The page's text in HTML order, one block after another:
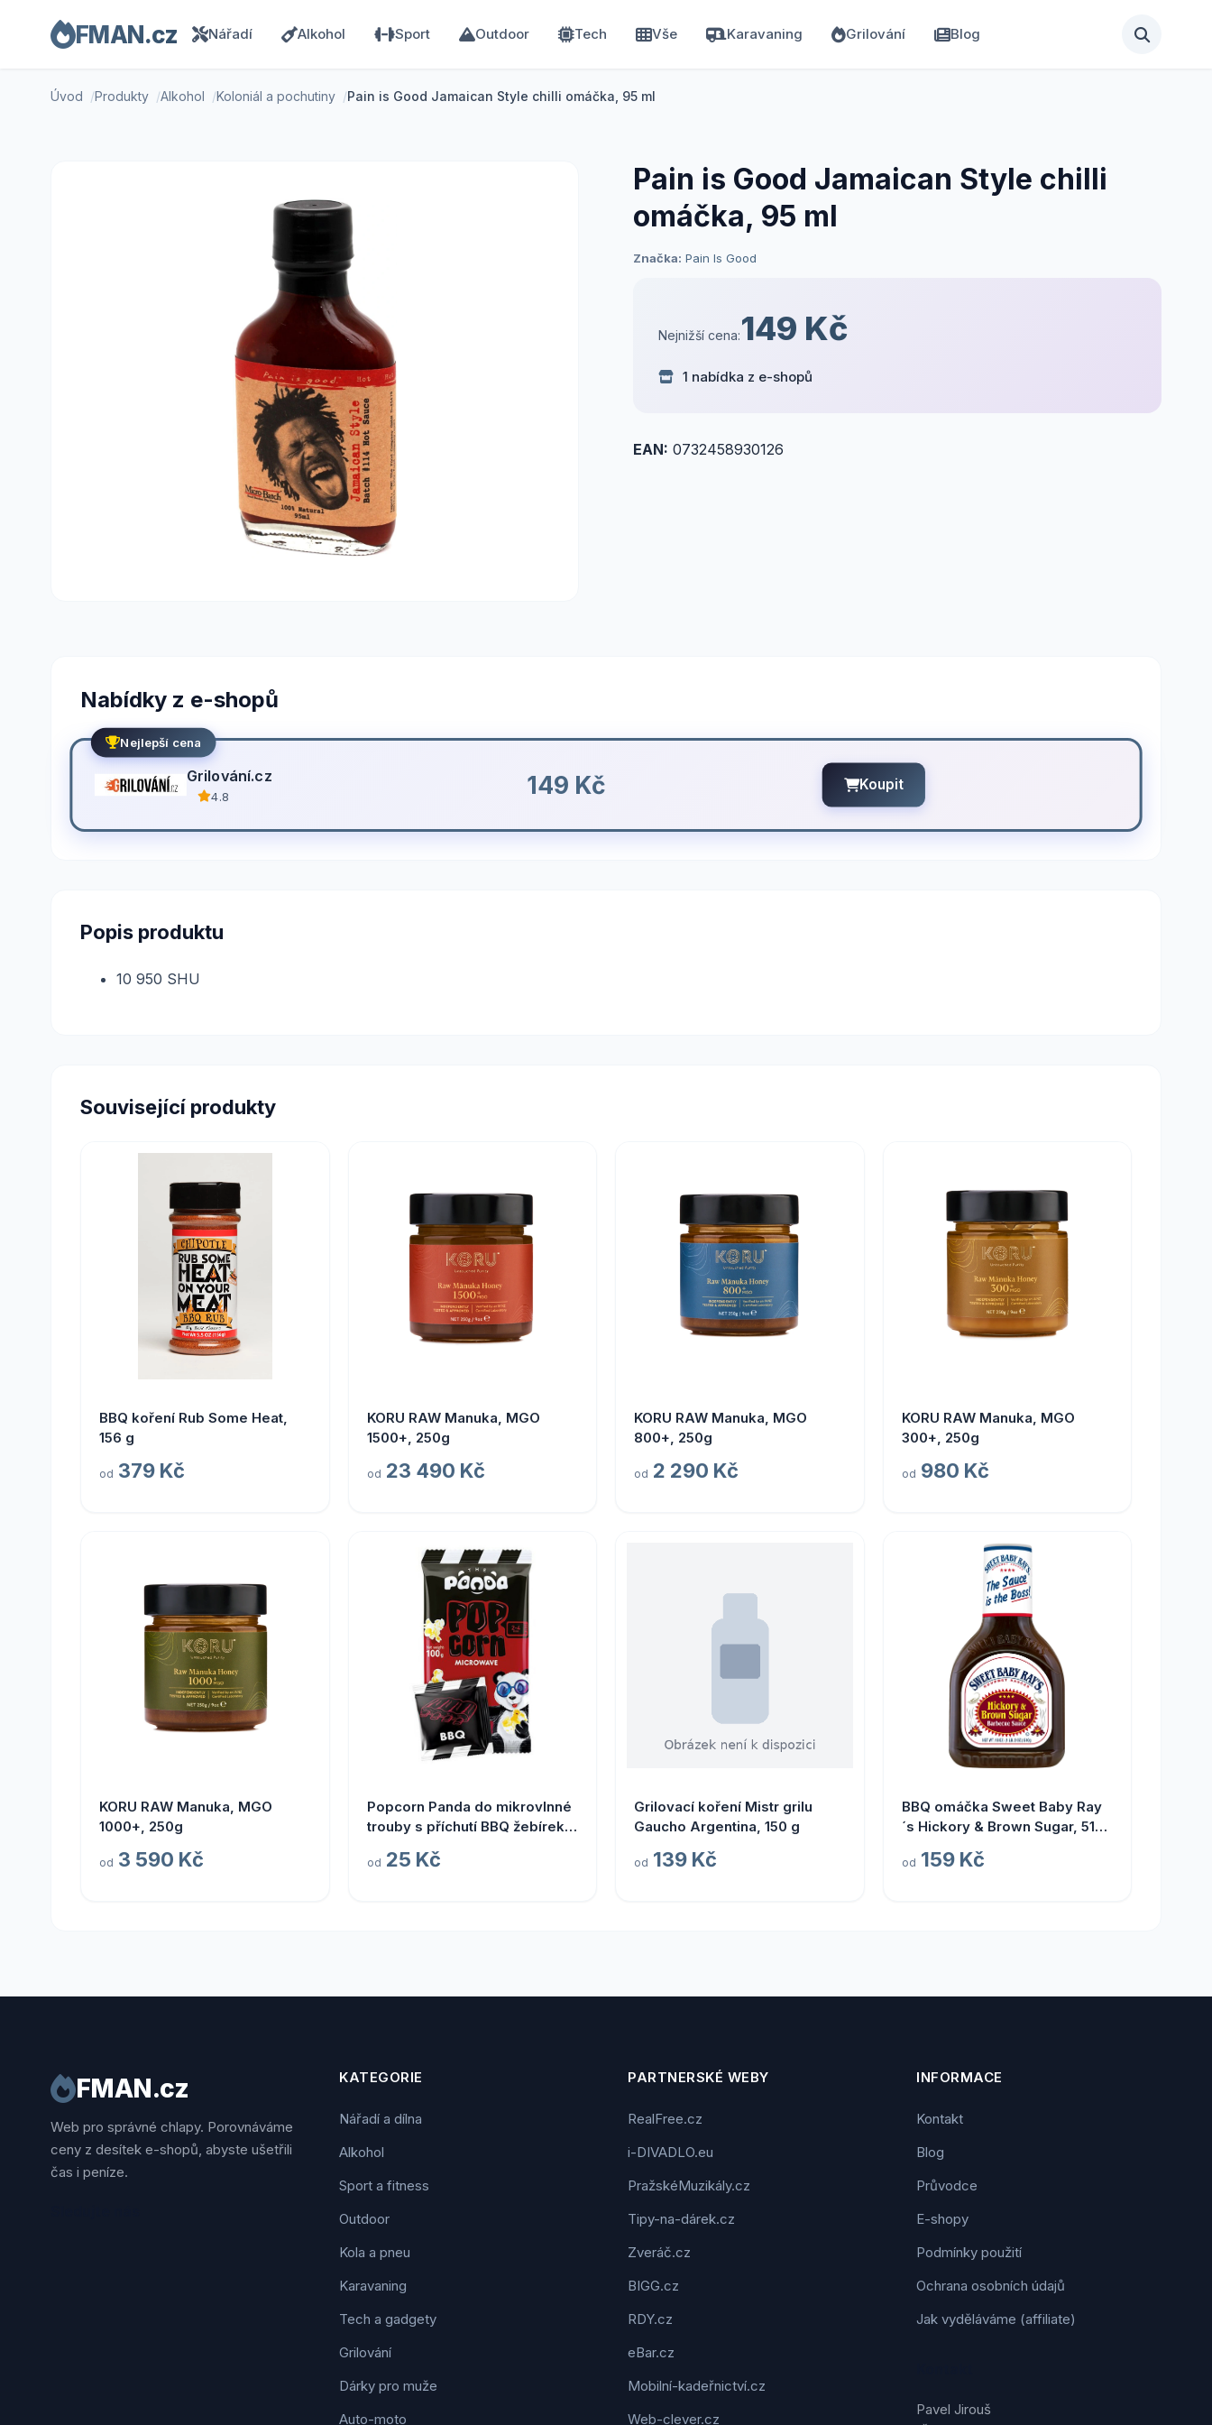
FMAN.cz Nářadí Alkohol Sport Outdoor Tech Vše Karavaning Grilování Blog
Úvod Produkty Alkohol Koloniál a pochutiny Pain is Good Jamaican Style chilli omáčka, 95 ml
Pain is Good Jamaican Style chilli
omáčka, 95 ml
Značka: Pain Is Good
Nejnižší cena:149 Kč
1 nabídka z e-shopů
EAN: 0732458930126
Nabídky z e-shopů
Nejlepší cena
Grilování.cz
4.8 149 Kč Koupit
Popis produktu
10 950 SHU
Související produkty
BBQ koření Rub Some Heat,
156 g
od 379 Kč
KORU RAW Manuka, MGO
1500+, 250g
od 23 490 Kč
KORU RAW Manuka, MGO
800+, 250g
od 2 290 Kč
KORU RAW Manuka, MGO
300+, 250g
od 980 Kč
KORU RAW Manuka, MGO
1000+, 250g
od 3 590 Kč
Popcorn Panda do mikrovlnné
trouby s příchutí BBQ žebírek
od 25 Kč
Grilovací koření Mistr grilu
Gaucho Argentina, 150 g
od 139 Kč
BBQ omáčka Sweet Baby Ray
´s Hickory & Brown Sugar, 510
od 159 Kč
FMAN.cz
Web pro správné chlapy. Porovnáváme
ceny z desítek e-shopů, abyste ušetřili
čas i peníze.
KATEGORIE
Nářadí a dílna
Alkohol
Sport a fitness
Outdoor
Kola a pneu
Karavaning
Tech a gadgety
Grilování
Dárky pro muže
Auto-moto
PARTNERSKÉ WEBY
RealFree.cz
i-DIVADLO.eu
PražskéMuzikály.cz
Tipy-na-dárek.cz
Zveráč.cz
BIGG.cz
RDY.cz
eBar.cz
Mobilní-kadeřnictví.cz
Web-clever.cz
INFORMACE
Kontakt
Blog
Průvodce
E-shopy
Podmínky použití
Ochrana osobních údajů
Jak vyděláváme (affiliate)
Pavel Jirouš